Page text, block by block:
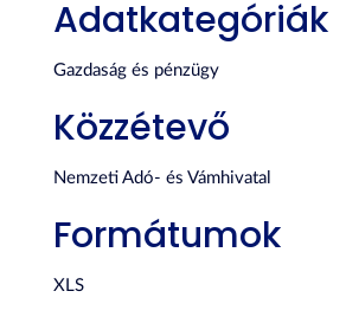
Adatkategóriák
Gazdaság és pénzügy
Közzétevő
Nemzeti Adó- és Vámhivatal
Formátumok
XLS